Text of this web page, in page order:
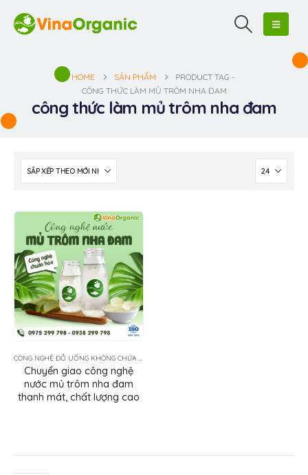
HOME SẢN PHẨM
PRODUCT TAG -
CÔNG THỨC LÀM MỦ TRÔM NHA ĐAM
công thức làm mủ trôm nha đam
CÔNG NGHỆ ĐỒ UỐNG KHÔNG CHỨA SỮA
Chuyển giao công nghệ
nước mủ trôm nha đam
thanh mát, chất lượng cao